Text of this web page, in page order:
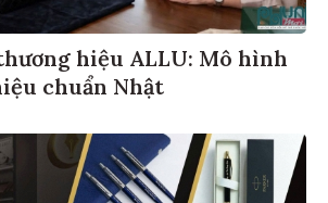
hiệu ALLU: Mô hình
chuẩn Nhật